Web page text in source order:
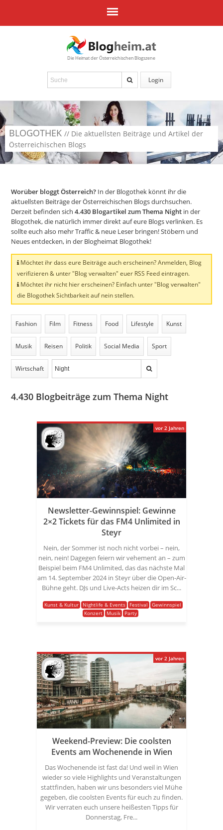
Die Heimat der Österreichischen Blogszene
Login
BLOGOTHEK // Die aktuellsten Beiträge und Artikel der
Österreichischen Blogs
Worüber bloggt Österreich? In der Blogothek könnt ihr die
aktuellsten Beiträge der Österreichischen Blogs durchsuchen.
Derzeit befinden sich4.430 Blogartikel zum Thema Night in der
Blogothek, die natürlich immer direkt auf eure Blogs verlinken. Es
sollte euch also mehr Traffic & neue Leser bringen! Stöbern und
Neues entdecken, in der Blogheimat Blogothek!
Möchtet ihr dass eure Beiträge auch erscheinen? Anmelden, Blog
verifizieren & unter "Blog verwalten" euer RSS Feed eintragen.
Möchtet ihr nicht hier erscheinen? Einfach unter "Blog verwalten"
die Blogothek Sichtbarkeit auf nein stellen.
Fashion Film Fitness Food Lifestyle Kunst
Musik Reisen Politik Social Media Sport
Wirtschaft
4.430 Blogbeiträge zum Thema Night
Newsletter-Gewinnspiel: Gewinne
2×2 Tickets für das FM4 Unlimited in
Steyr
Nein, der Sommer ist noch nicht vorbei – nein,
nein, nein! Dagegen feiern wir vehement an – zum
Beispiel beim FM4 Unlimited, das das nächste Mal
am 14. September 2024 in Steyr über die Open-Air-
Bühne geht. DJs und Live-Acts heizen dir im Sc...
Kunst & Kultur Nightlife & Events Festival
Gewinnspiel
Konzert
Musik Party
vor 2 Jahren
Weekend-Preview: Die coolsten
Events am Wochenende in Wien
Das Wochenende ist fast da! Und weil in Wien
wieder so viele Highlights und Veranstaltungen
stattfinden, haben wir uns besonders viel Mühe
gegeben, die coolsten Events für euch zu finden.
Wir verraten euch unsere heißesten Tipps für
Donnerstag, Fre...
vor 2 Jahren